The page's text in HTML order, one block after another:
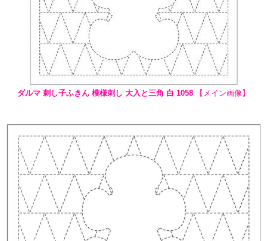
ダルマ 刺し子ふきん 模様刺し 大入と三角 白 1058 【メイン画像】